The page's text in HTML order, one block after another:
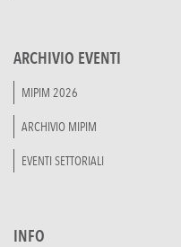
ARCHIVIO EVENTI
MIPIM 2026
ARCHIVIO MIPIM
EVENTI SETTORIALI
INFO